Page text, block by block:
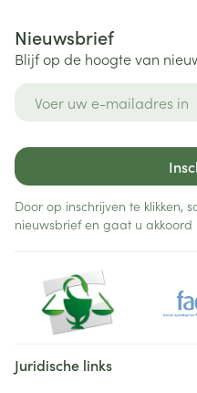
Nieuwsbrief
Blijf op de hoogte van
Door op inschrijven te klikken,
nieuwsbrief en gaat u akkoord
Juridische links